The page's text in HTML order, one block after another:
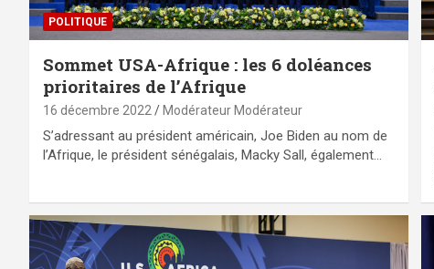
POLITIQUE
Sommet USA-Afrique : les 6 doléances
prioritaires de l’Afrique
16 décembre 2022 Modérateur Modérateur
S’adressant au président américain, Joe Biden au nom de
l’Afrique, le président sénégalais, Macky Sall, également…